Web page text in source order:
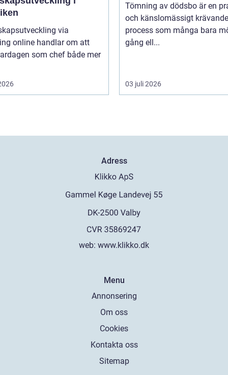
via
online handlar om att
som chef både mer
Tömning av dödsbo är en
och känslomässigt krävande
process som många bara
gång ell...
03 juli 2026
Adress
web: www.klikko.dk
Menu
Annonsering
Om oss
Cookies
Kontakta oss
Sitemap